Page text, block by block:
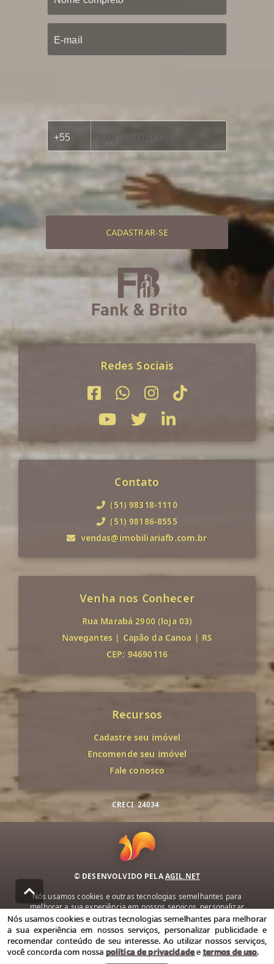
CADASTRAR-SE
Redes Sociais
Contato
(51) 98318-1110
(51) 98186-8555
vendas@imobiliariafb.com.br
Venha nos Conhecer
Rua Marabá 2900 (loja 03)
Navegantes | Capão da Canoa | RS
CEP: 94690116
Recursos
Cadastre seu imóvel
Encomende seu imóvel
Fale conosco
CRECI 24034
© DESENVOLVIDO PELAAGIL.NET
Nós usamos cookies e outras tecnologias semelhantes para
melhorar a sua experiência em nossos serviços, personalizar
publicidade e recomendar conteúdo de seu interesse. Ao utilizar
nossos serviços, você concorda com nossa política de privacidade e
termos de uso.
Política de Privacidade Termos de uso
Nós usamos cookies e outras tecnologias semelhantes para melhorar
a sua experiência em nossos serviços, personalizar publicidade e
recomendar conteúdo de seu interesse. Ao utilizar nossos serviços,
você concorda com nossa política de privacidadeetermos de uso.